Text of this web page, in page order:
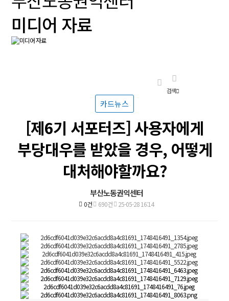
미디어 자료
검색
카드뉴스
[제6기 서포터즈] 사용자에게
부당대우를 받았을 경우, 어떻게
대처해야할까요?
부산노동권익센터
0건 690건 25-05-28 16:14